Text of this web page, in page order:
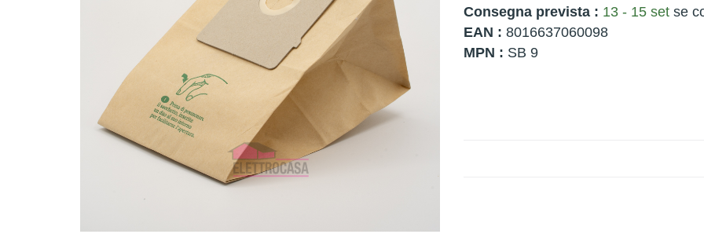
Consegna prevista : 13 - 15 setse
EAN : 8016637060098
MPN : SB 9